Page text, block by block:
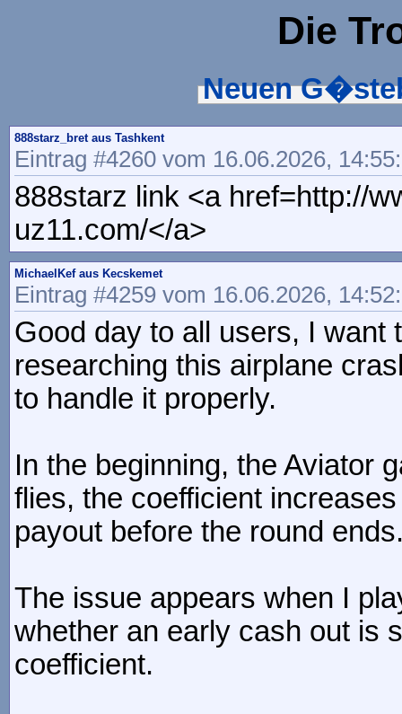
Die
Neuen
888starz_bret aus Tashkent
Eintrag #4260 vom 16.06.2026,
888starz link <a href=http://
uz11.com/</a>
MichaelKef aus Kecskemet
Eintrag #4259 vom 16.06.2026,
Good day to all users, I want
researching this airplane
to handle it properly.
In the beginning, the Aviator
flies, the coefficient
payout before the round
The issue appears when I
whether an early cash out is
coefficient.